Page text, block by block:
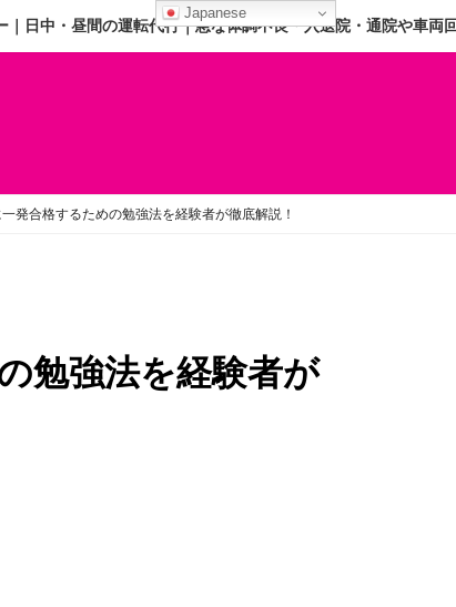
｜日中・昼間の運転代行｜急な体調不良・入退院・通院や車両
発合格するための勉強法を経験者が徹底解説！
勉強法を経験者が
Japanese